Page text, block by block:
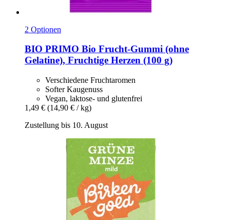
2 Optionen
BIO PRIMO Bio Frucht-​Gummi (ohne
Gelatine), Fruchtige Herzen (100 g)
Verschiedene Fruchtaromen
Softer Kaugenuss
Vegan, laktose- und glutenfrei
1,49 € (14,90 € / kg)
Zustellung bis 10. August